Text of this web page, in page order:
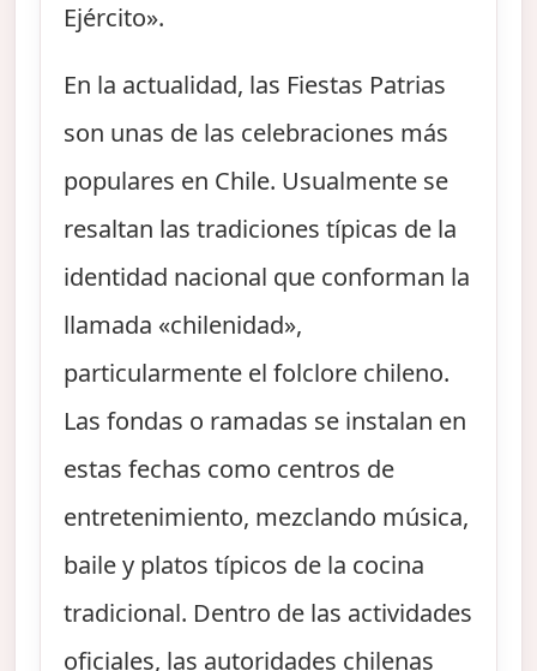
Ejército».
En la actualidad, las Fiestas Patrias
son unas de las celebraciones más
populares en Chile. Usualmente se
resaltan las tradiciones típicas de la
identidad nacional que conforman la
llamada «chilenidad»,
particularmente el folclore chileno.
Las fondas o ramadas se instalan en
estas fechas como centros de
entretenimiento, mezclando música,
baile y platos típicos de la cocina
tradicional. Dentro de las actividades
oficiales, las autoridades chilenas